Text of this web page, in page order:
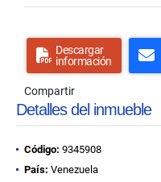
Descargar
información
Compartir
Detalles del inmueble
Código: 9345908
País: Venezuela